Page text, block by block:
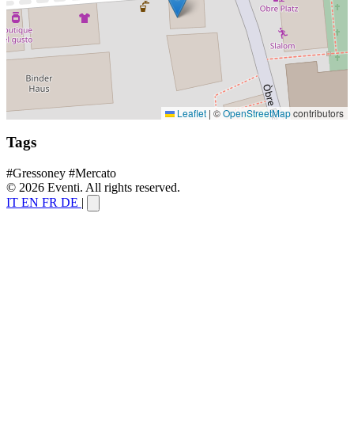
Leaflet | ©OpenStreetMapcontributors
Tags
#Gressoney #Mercato
© 2026 Eventi. All rights reserved.
IT EN FR DE |